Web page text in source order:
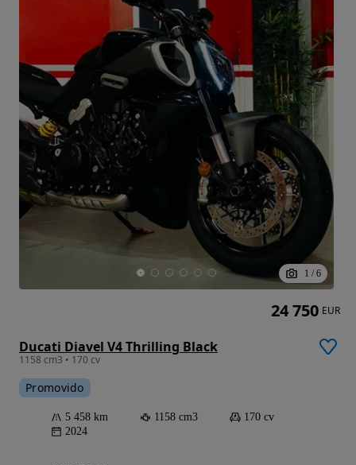
1 / 6
Ducati Diavel V4 Thrilling Black
1158 cm3 • 170 cv
Promovido
5 458 km 1158 cm3
170 cv
2024
24 750 EUR